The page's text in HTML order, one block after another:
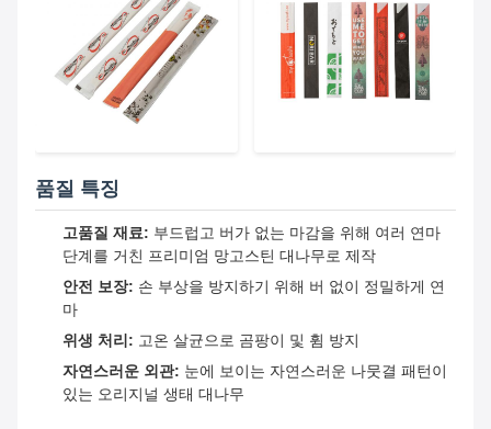
품질 특징
고품질 재료: 부드럽고 버가 없는 마감을 위해 여러 연마
단계를 거친 프리미엄 망고스틴 대나무로 제작
안전 보장: 손 부상을 방지하기 위해 버 없이 정밀하게 연
마
위생 처리: 고온 살균으로 곰팡이 및 휨 방지
자연스러운 외관: 눈에 보이는 자연스러운 나뭇결 패턴이
있는 오리지널 생태 대나무